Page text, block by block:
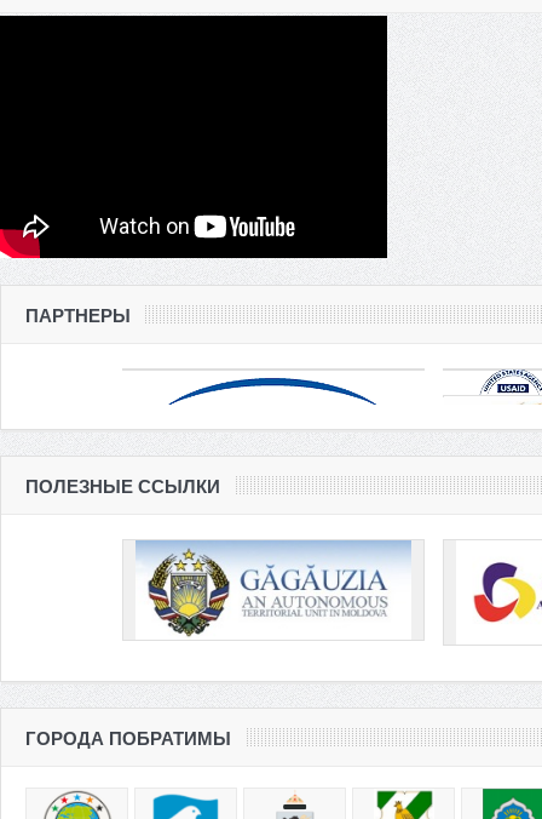
ПАРТНЕРЫ
ПОЛЕЗНЫЕ ССЫЛКИ
ГОРОДА ПОБРАТИМЫ